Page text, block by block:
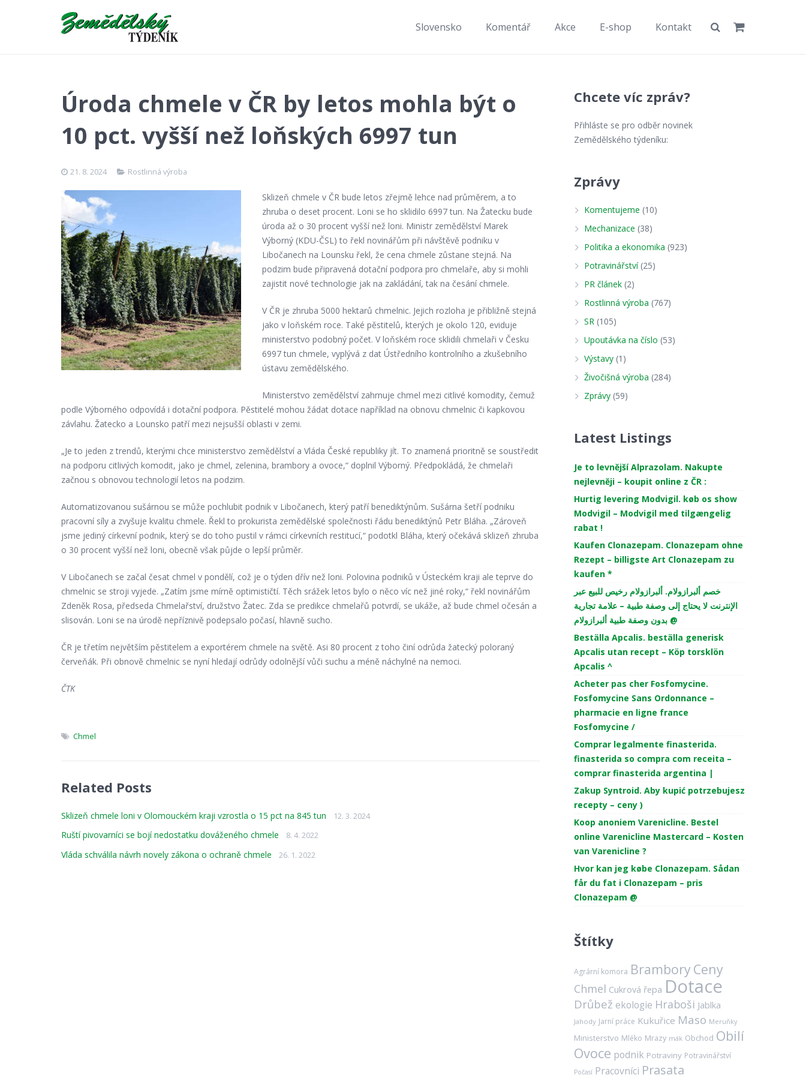
Slovensko Komentář Akce E-shop Kontakt
Úroda chmele v ČR by letos mohla být o
10 pct. vyšší než loňských 6997 tun
21. 8. 2024 Rostlinná výroba
Sklizeň chmele v ČR bude letos zřejmě lehce nad průměrem, a to
zhruba o deset procent. Loni se ho sklidilo 6997 tun. Na Žatecku bude
úroda až o 30 procent vyšší než loni. Ministr zemědělství Marek
Výborný (KDU-ČSL) to řekl novinářům při návštěvě podniku v
Libočanech na Lounsku řekl, že cena chmele zůstane stejná. Na
podzim bude připravená dotační podpora pro chmelaře, aby si mohli
zajistit nové technologie jak na zakládání, tak na česání chmele.
V ČR je zhruba 5000 hektarů chmelnic. Jejich rozloha je přibližně stejná
jako v loňském roce. Také pěstitelů, kterých je okolo 120, eviduje
ministerstvo podobný počet. V loňském roce sklidili chmelaři v Česku
6997 tun chmele, vyplývá z dat Ústředního kontrolního a zkušebního
ústavu zemědělského.
Ministerstvo zemědělství zahrnuje chmel mezi citlivé komodity, čemuž
podle Výborného odpovídá i dotační podpora. Pěstitelé mohou žádat dotace například na obnovu chmelnic či kapkovou
závlahu. Žatecko a Lounsko patří mezi nejsušší oblasti v zemi.
„Je to jeden z trendů, kterými chce ministerstvo zemědělství a Vláda České republiky jít. To znamená prioritně se soustředit
na podporu citlivých komodit, jako je chmel, zelenina, brambory a ovoce,“ doplnil Výborný. Předpokládá, že chmelaři
začnou s obnovou technologií letos na podzim.
Automatizovanou sušárnou se může pochlubit podnik v Libočanech, který patří benediktýnům. Sušárna šetří podniku
pracovní síly a zvyšuje kvalitu chmele. Řekl to prokurista zemědělské společnosti řádu benediktýnů Petr Bláha. „Zároveň
jsme jediný církevní podnik, který se do toho pustil v rámci církevních restitucí,“ podotkl Bláha, který očekává sklizeň zhruba
o 30 procent vyšší než loni, obecně však půjde o lepší průměr.
V Libočanech se začal česat chmel v pondělí, což je o týden dřív než loni. Polovina podniků v Ústeckém kraji ale teprve do
chmelnic se stroji vyjede. „Zatím jsme mírně optimističtí. Těch srážek letos bylo o něco víc než jiné roky,“ řekl novinářům
Zdeněk Rosa, předseda Chmelařství, družstvo Žatec. Zda se predikce chmelařů potvrdí, se ukáže, až bude chmel očesán a
slisován. Loni se na úrodě nepříznivě podepsalo počasí, hlavně sucho.
ČR je třetím největším pěstitelem a exportérem chmele na světě. Asi 80 procent z toho činí odrůda žatecký poloraný
červeňák. Při obnově chmelnic se nyní hledají odrůdy odolnější vůči suchu a méně náchylné na nemoci.
ČTK
Chmel
Related Posts
Sklizeň chmele loni v Olomouckém kraji vzrostla o 15 pct na 845 tun 12. 3. 2024
Ruští pivovarníci se bojí nedostatku dováženého chmele 8. 4. 2022
Vláda schválila návrh novely zákona o ochraně chmele 26. 1. 2022
Chcete víc zpráv?
Přihláste se pro odběr novinek
Zemědělského týdeníku:
Zprávy
Komentujeme (10)
Mechanizace (38)
Politika a ekonomika (923)
Potravinářství(25)
PR článek(2)
Rostlinná výroba (767)
SR(105)
Upoutávka na číslo (53)
Výstavy(1)
Živočišná výroba (284)
Zprávy(59)
Latest Listings
Je to levnější Alprazolam. Nakupte
nejlevněji – koupit online z ČR :
Hurtig levering Modvigil. køb os show
Modvigil – Modvigil med tilgængelig
rabat !
Kaufen Clonazepam. Clonazepam ohne
Rezept – billigste Art Clonazepam zu
kaufen *
خصم ألبرازولام. ألبرازولام رخيص للبيع عبر
الإنترنت لا يحتاج إلى وصفة طبية – علامة تجارية
بدون وصفة طبية ألبرازولام @
Beställa Apcalis. beställa generisk
Apcalis utan recept – Köp torsklön
Apcalis ^
Acheter pas cher Fosfomycine.
Fosfomycine Sans Ordonnance –
pharmacie en ligne france
Fosfomycine /
Comprar legalmente finasterida.
finasterida so compra com receita –
comprar finasterida argentina |
Zakup Syntroid. Aby kupić potrzebujesz
recepty – ceny )
Koop anoniem Varenicline. Bestel
online Varenicline Mastercard – Kosten
van Varenicline ?
Hvor kan jeg købe Clonazepam. Sådan
får du fat i Clonazepam – pris
Clonazepam @
Štítky
Agrární komora Brambory Ceny
Chmel Cukrová řepa Dotace
Drůbež ekologie Hraboši Jablka
Jahody Jarní práce Kukuřice Maso Meruňky
Ministerstvo Mléko Mrazy mák Obchod Obilí
Ovoce podnik Potraviny Potravinářství
Počasí Pracovníci Prasata